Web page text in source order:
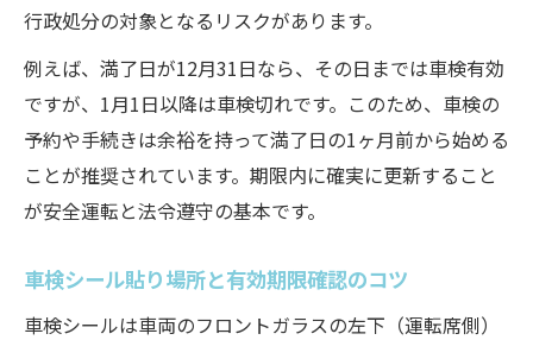
行政処分の対象となるリスクがあります。
例えば、満了日が12月31日なら、その日までは車検有効
ですが、1月1日以降は車検切れです。このため、車検の
予約や手続きは余裕を持って満了日の1ヶ月前から始める
ことが推奨されています。期限内に確実に更新すること
が安全運転と法令遵守の基本です。
車検シール貼り場所と有効期限確認のコツ
車検シールは車両のフロントガラスの左下（運転席側）